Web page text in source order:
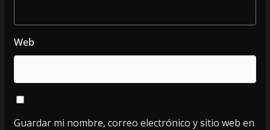
Web
Guardar mi nombre, correo electrónico y sitio web en